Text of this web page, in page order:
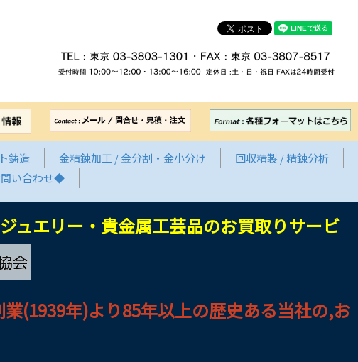
鋳造 金精錬加工 / 金分割・金小分け
回収精製 / 精錬分析
い合わせ◆
ュエリー・貴金属工芸品のお買取りサービ
(1939年)より85年以上の歴史ある当社の,お